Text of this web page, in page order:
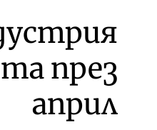
през
април